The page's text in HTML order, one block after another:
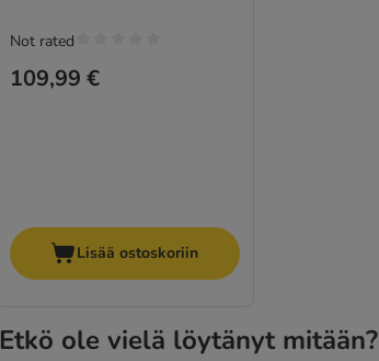
109,99 €
Not rated
Lisää ostoskoriin
Etkö ole vielä löytänyt mitään?